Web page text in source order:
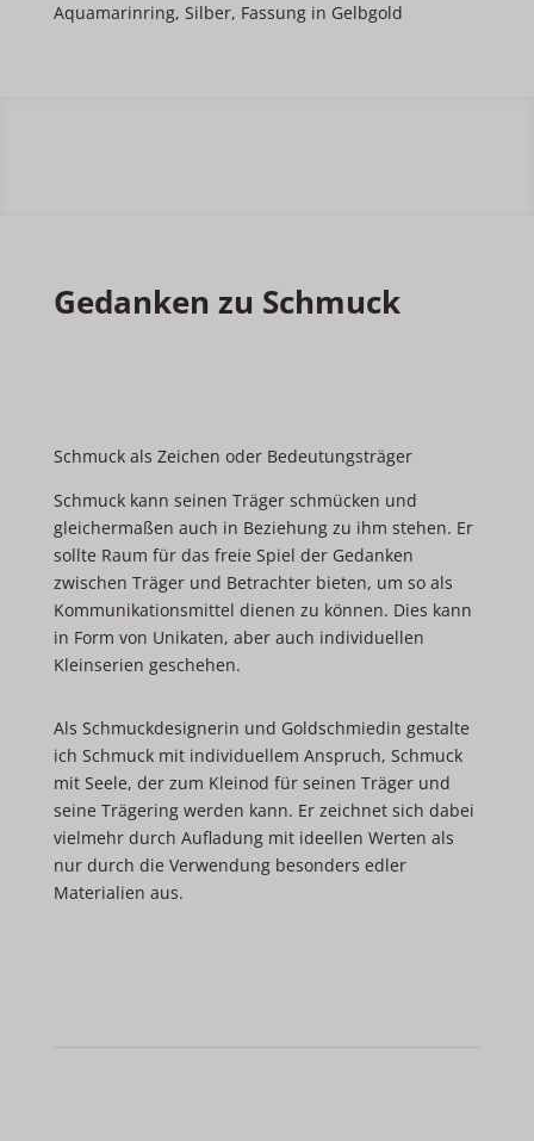
Aquamarinring, Silber, Fassung in Gelbgold
Gedanken zu Schmuck
Schmuck als Zeichen oder Bedeutungsträger
Schmuck kann seinen Träger schmücken und
gleichermaßen auch in Beziehung zu ihm stehen. Er
sollte Raum für das freie Spiel der Gedanken
zwischen Träger und Betrachter bieten, um so als
Kommunikationsmittel dienen zu können. Dies kann
in Form von Unikaten, aber auch individuellen
Kleinserien geschehen.
Als Schmuckdesignerin und Goldschmiedin gestalte
ich Schmuck mit individuellem Anspruch, Schmuck
mit Seele, der zum Kleinod für seinen Träger und
seine Trägering werden kann. Er zeichnet sich dabei
vielmehr durch Aufladung mit ideellen Werten als
nur durch die Verwendung besonders edler
Materialien aus.